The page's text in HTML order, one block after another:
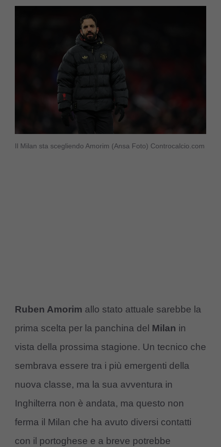
Il Milan sta scegliendo Amorim (Ansa Foto) Controcalcio.com
Ruben Amorim allo stato attuale sarebbe la
prima scelta per la panchina del Milan in
vista della prossima stagione. Un tecnico che
sembrava essere tra i più emergenti della
nuova classe, ma la sua avventura in
Inghilterra non è andata, ma questo non
ferma il Milan che ha avuto diversi contatti
con il portoghese e a breve potrebbe